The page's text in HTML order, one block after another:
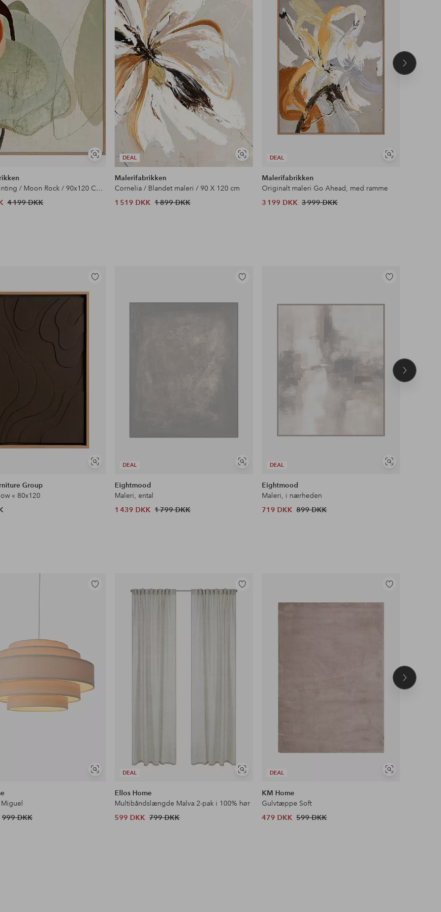
Se
lignende
Design Painting / Moon Rock / 90x120 Cm / Egetræsramme
4 199 DKK
DEAL
Se
lignende
Malerifabrikken
Cornelia / Blandet maleri / 90 X 120 cm
1 519 DKK 1 899 DKK
DEAL
Se
Malerifabrikken
Originalt maleri Go Ahead, med ramme
3 199 DKK 3 999 DKK
Næste
Se
Tilføj
til
Group
« 80x120
DEAL
Se
Tilføj
favoritter
Eightmood
Maleri, ental
1 439 DKK 1 799 DKK
DEAL
Se
Tilføj
favoritter
Eightmood
Maleri, i nærheden
719 DKK 899 DKK
Næste
Se
Tilføj
999 DKK
DEAL
Se
Tilføj
Ellos Home
Multibåndslængde Malva 2-pak i 100% hør
599 DKK 799 DKK
DEAL
Se
Tilføj
KM Home
Gulvtæppe Soft
479 DKK 599 DKK
Næste